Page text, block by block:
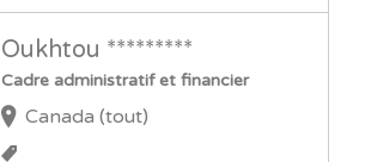
Oukhtou *********
Cadre administratif et financier
Canada (tout)